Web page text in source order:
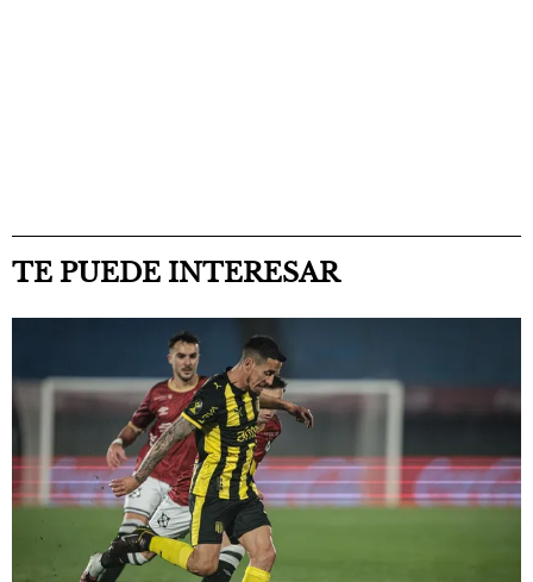
TE PUEDE INTERESAR